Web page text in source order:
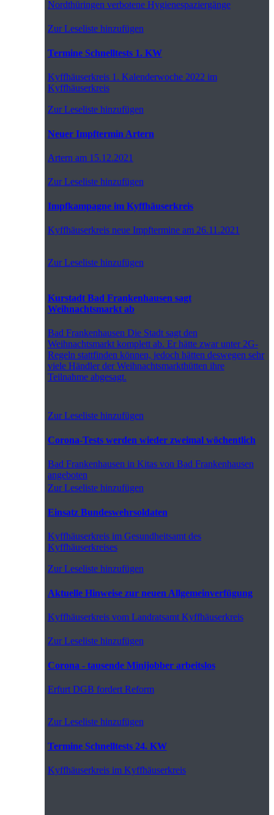
Nordthüringen verbotene Hygienespaziergänge
Zur Leseliste hinzufügen
Termine Schnelltests 1. KW
Kyffhäuserkreis1. Kalenderwoche 2022 im
Kyffhäuserkreis
Zur Leseliste hinzufügen
Neuer Impftermin Artern
Artern am 15.12.2021
Zur Leseliste hinzufügen
Impfkampagne im Kyffhäuserkreis
Kyffhäuserkreisneue Impftermine am 26.11.2021
Zur Leseliste hinzufügen
Kurstadt Bad Frankenhausen sagt
Weihnachtsmarkt ab
Bad Frankenhausen Die Stadt sagt den
Weihnachtsmarkt komplett ab. Er hätte zwar unter 2G-
Regeln stattfinden können, jedoch hätten deswegen sehr
viele Händler der Weihnachtsmarkthütten ihre
Teilnahme abgesagt.
Zur Leseliste hinzufügen
Corona-Tests werden wieder zweimal wöchentlich
Bad Frankenhausen in Kitas von Bad Frankenhausen
angeboten
Zur Leseliste hinzufügen
Einsatz Bundeswehrsoldaten
Kyffhäuserkreisim Gesundheitsamt des
Kyffhäuserkreises
Zur Leseliste hinzufügen
Aktuelle Hinweise zur neuen Allgemeinverfügung
Kyffhäuserkreisvom Landratsamt Kyffhäuserkreis
Zur Leseliste hinzufügen
Corona - tausende Minijobber arbeitslos
ErfurtDGB fordert Reform
Zur Leseliste hinzufügen
Termine Schnelltests 24. KW
Kyffhäuserkreisim Kyffhäuserkreis